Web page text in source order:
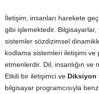
İletişim, insanları harekete
gibi işlemektedir. Bilgisayarlar,
sistemler sözdizimsel
kodlama sistemleri iletişimi ve
etmenlerdir. Dil, insanlığın ve
Etkili bir iletişimci ve Diksiyon
bilgisayar programcısıyla